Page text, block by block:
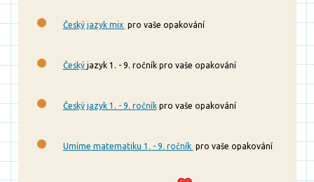
Český jazyk mix pro vaše opakování
Český jazyk 1. - 9. ročník pro vaše opakování
Český jazyk 1. - 9. ročníkpro vaše opakování
Umíme matematiku 1. - 9. ročník pro vaše opakování